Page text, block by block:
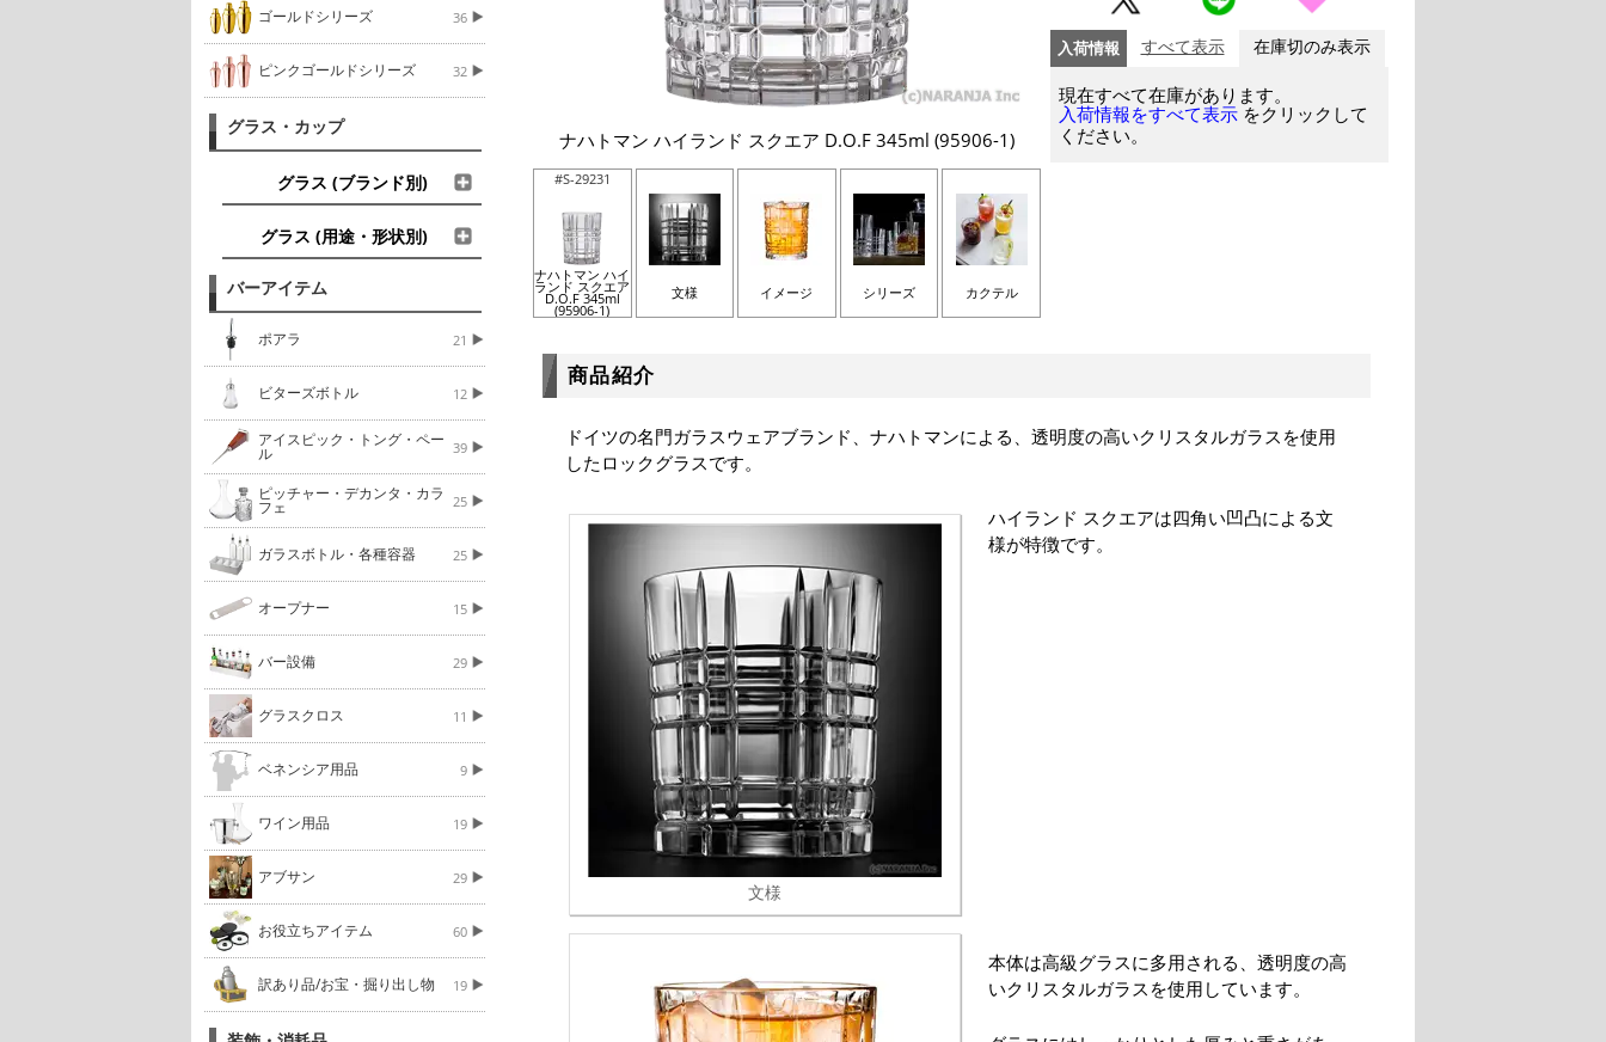
ゴールドシリーズ 36
ピンクゴールドシリーズ 32
グラス・カップ
グラス (ブランド別)
グラス (用途・形状別)
バーアイテム
ポアラ 21
ビターズボトル 12
アイスピック・トング・ペー
ル 39
ピッチャー・デカンタ・カラ
フェ 25
ガラスボトル・各種容器 25
オープナー 15
バー設備 29
グラスクロス 11
ベネンシア用品 9
ワイン用品 19
アブサン 29
お役立ちアイテム 60
訳あり品/お宝・掘り出し物 19
ナハトマン ハイランド スクエア D.O.F 345ml (95906-1)
#S-29231
ナハトマン ハイ
ランド スクエア
D.O.F 345ml
(95906-1)
文様 イメージ シリーズ カクテル
入荷情報 すべて表示 在庫切のみ表示
現在すべて在庫があります。
入荷情報をすべて表示 をクリックして
ください。
商品紹介
ドイツの名門ガラスウェアブランド、ナハトマンによる、透明度の高いクリスタルガラスを使用
したロックグラスです。
文様
ハイランド スクエアは四角い凹凸による文
様が特徴です。
本体は高級グラスに多用される、透明度の高
いクリスタルガラスを使用しています。